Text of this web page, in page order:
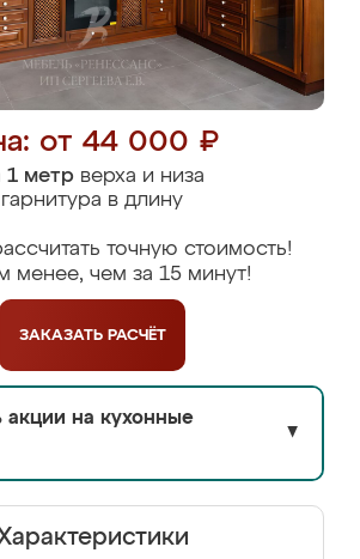
от 44 000 ₽
1 метрверха и низа
гарнитура в длину
точную стоимость!
менее, чем за 15 минут!
ЗАКАЗАТЬ РАСЧЁТ
акции на кухонные
▼